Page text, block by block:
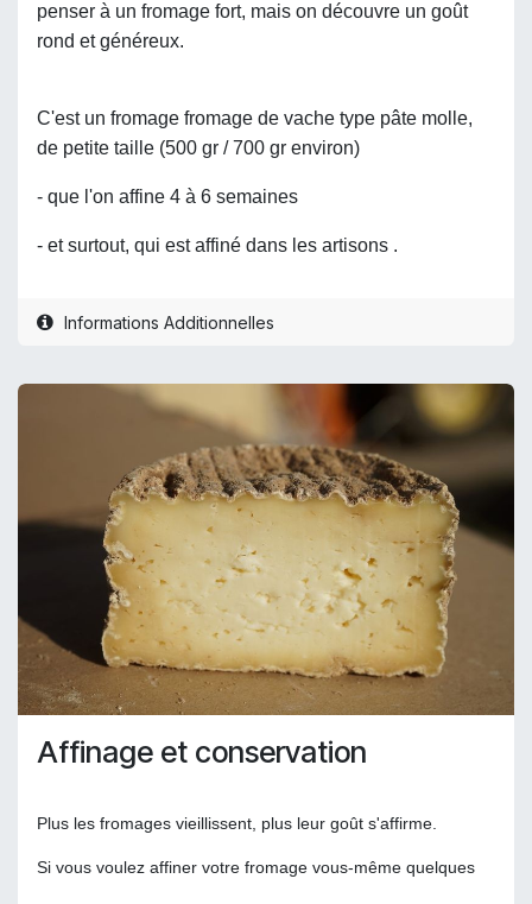
penser à un fromage fort, mais on découvre un goût
rond et généreux.
C'est un fromage fromage de vache type pâte molle,
de petite taille (500 gr / 700 gr environ)
- que l'on affine 4 à 6 semaines
- et surtout, qui est affiné dans les artisons .
Informations Additionnelles
Affinage et conservation
Plus les fromages vieillissent, plus leur goût s'affirme.
Si vous voulez affiner votre fromage vous-même quelques